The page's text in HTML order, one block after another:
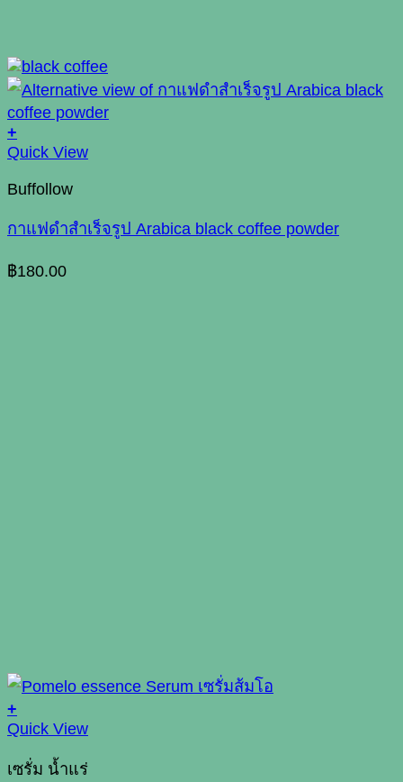
+
Quick View
Buffollow
กาแฟดำสำเร็จรูป Arabica black coffee powder
฿180.00
+
Quick View
เซรั่ม น้ำแร่